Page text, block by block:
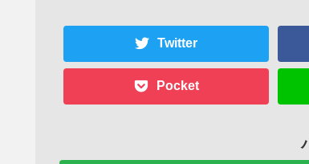
Twitter
Pocket